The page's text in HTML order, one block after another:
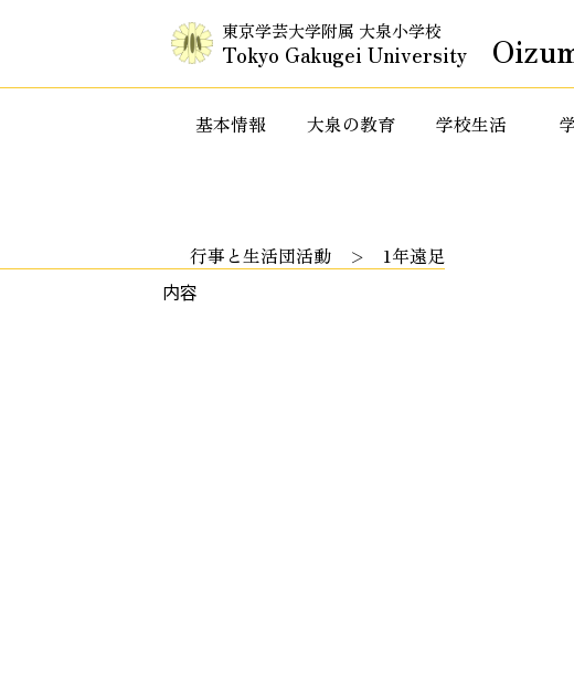
東京学芸大学附属 大泉小学校
Tokyo Gakugei University
基本情報 大泉の教育 学校生活
行事と生活団活動
1年遠足
内容